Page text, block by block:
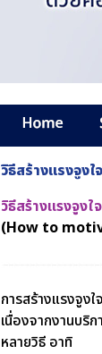
วิธีสร้างแรงจูง
วิธีสร้างแรงจูง
(How to
การสร้างแรงจูงใ
เนื่องจากงานบริ
หลายวิธี อาทิ